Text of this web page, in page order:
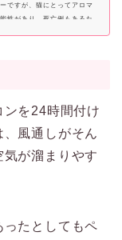
ですが、猫にとってアロマ
性があり、死亡例もあるた
を24時間付け
風通しがそん
が溜まりやす
ったとしてもペ